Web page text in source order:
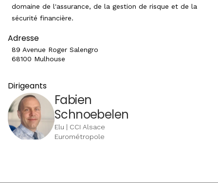
domaine de l'assurance, de la gestion de risque et de la
sécurité financière.
Adresse
89 Avenue Roger Salengro
68100 Mulhouse
Dirigeants
Fabien
Schnoebelen
Elu | CCI Alsace
Eurométropole